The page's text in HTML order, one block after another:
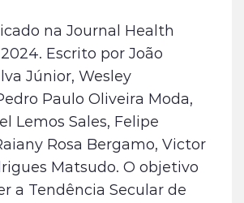
na Journal Health
Escrito por João
Júnior, Wesley
Paulo Oliveira Moda,
Lemos Sales, Felipe
Rosa Bergamo, Victor
Matsudo. O objetivo
a Tendência Secular de